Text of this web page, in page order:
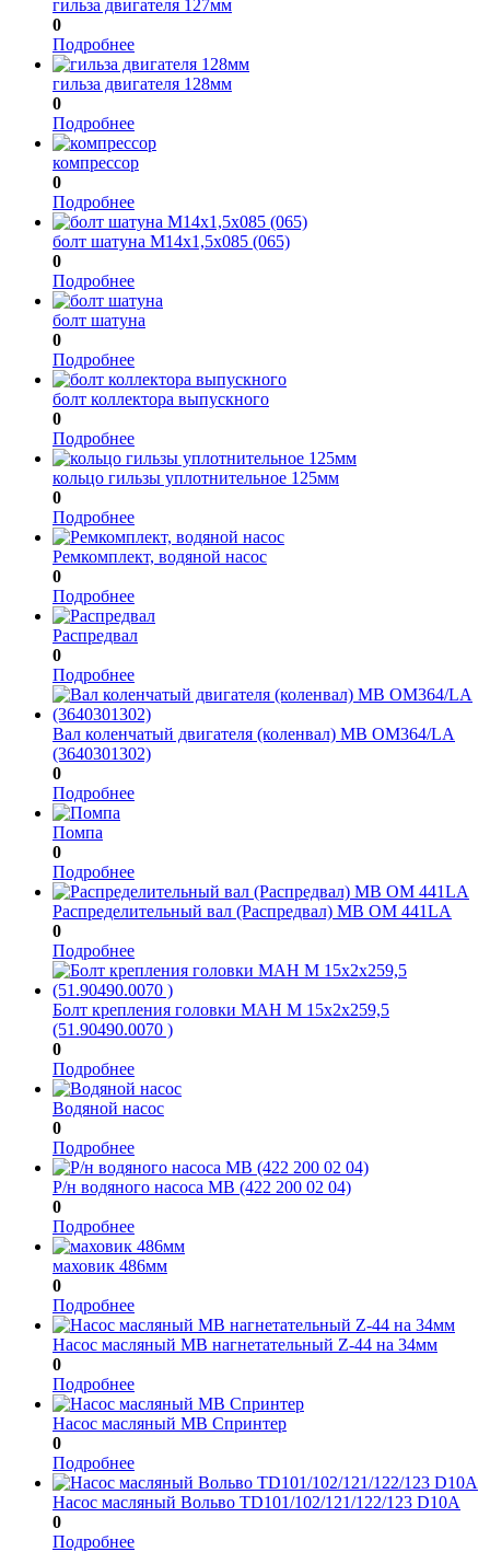
гильза двигателя 127мм
0
Подробнее
гильза двигателя 128мм
0
Подробнее
компрессор
0
Подробнее
болт шатуна М14х1,5х085 (065)
0
Подробнее
болт шатуна
0
Подробнее
болт коллектора выпускного
0
Подробнее
кольцо гильзы уплотнительное 125мм
0
Подробнее
Ремкомплект, водяной насос
0
Подробнее
Распредвал
0
Подробнее
Вал коленчатый двигателя (коленвал) МВ OM364/LA
(3640301302)
0
Подробнее
Помпа
0
Подробнее
Распределительный вал (Распредвал) МВ ОМ 441LA
0
Подробнее
Болт крепления головки МАН М 15x2x259,5
(51.90490.0070 )
0
Подробнее
Водяной насос
0
Подробнее
Р/н водяного насоса МВ (422 200 02 04)
0
Подробнее
маховик 486мм
0
Подробнее
Насос масляный МВ нагнетательный Z-44 на 34мм
0
Подробнее
Насос масляный МВ Спринтер
0
Подробнее
Насос масляный Вольво TD101/102/121/122/123 D10A
0
Подробнее